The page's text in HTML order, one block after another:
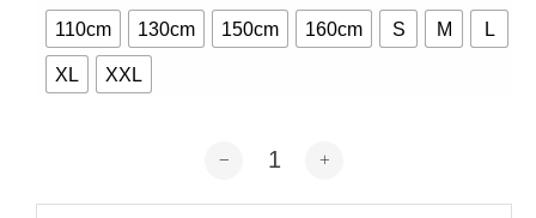
110cm 130cm 150cm 160cm S M L
XL XXL
achin-看不清聽不懂說不明-短袖2色 數